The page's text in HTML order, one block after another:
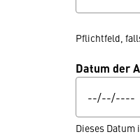
Pflichtfeld,
Datum der
Dieses